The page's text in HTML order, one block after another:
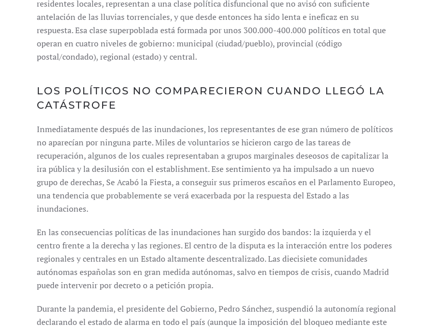
residentes locales, representan a una clase política disfuncional que no avisó con suficiente
antelación de las lluvias torrenciales, y que desde entonces ha sido lenta e ineficaz en su
respuesta. Esa clase superpoblada está formada por unos 300.000-400.000 políticos en total que
operan en cuatro niveles de gobierno: municipal (ciudad/pueblo), provincial (código
postal/condado), regional (estado) y central.
LOS POLÍTICOS NO COMPARECIERON CUANDO LLEGÓ LA
CATÁSTROFE
Inmediatamente después de las inundaciones, los representantes de ese gran número de políticos
no aparecían por ninguna parte. Miles de voluntarios se hicieron cargo de las tareas de
recuperación, algunos de los cuales representaban a grupos marginales deseosos de capitalizar la
ira pública y la desilusión con el establishment. Ese sentimiento ya ha impulsado a un nuevo
grupo de derechas, Se Acabó la Fiesta, a conseguir sus primeros escaños en el Parlamento Europeo,
una tendencia que probablemente se verá exacerbada por la respuesta del Estado a las
inundaciones.
En las consecuencias políticas de las inundaciones han surgido dos bandos: la izquierda y el
centro frente a la derecha y las regiones. El centro de la disputa es la interacción entre los poderes
regionales y centrales en un Estado altamente descentralizado. Las diecisiete comunidades
autónomas españolas son en gran medida autónomas, salvo en tiempos de crisis, cuando Madrid
puede intervenir por decreto o a petición propia.
Durante la pandemia, el presidente del Gobierno, Pedro Sánchez, suspendió la autonomía regional
declarando el estado de alarma en todo el país (aunque la imposición del bloqueo mediante este